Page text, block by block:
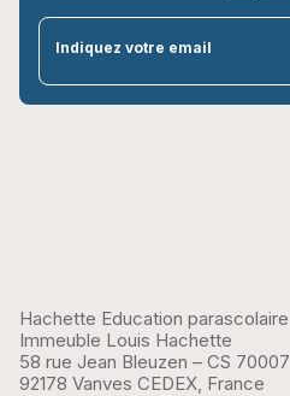
Indiquez votre email
Hachette Education parascolaire
Immeuble Louis Hachette
58 rue Jean Bleuzen – CS 70007
92178 Vanves CEDEX, France